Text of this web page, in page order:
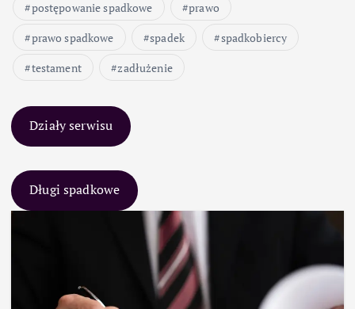
postępowanie spadkowe
prawo
prawo spadkowe
spadek
spadkobiercy
testament
zadłużenie
Działy serwisu
Długi spadkowe